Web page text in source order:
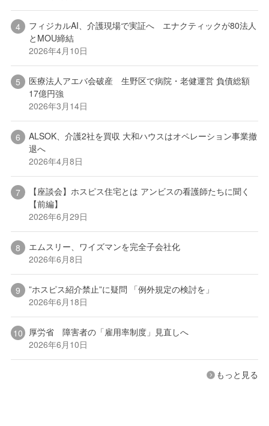
フィジカルAI、介護現場で実証へ エナクティックが80法人
とMOU締結
2026年4月10日
医療法人アエバ会破産 生野区で病院・老健運営 負債総額
17億円強
2026年3月14日
ALSOK、介護2社を買収 大和ハウスはオペレーション事業撤
退へ
2026年4月8日
【座談会】ホスピス住宅とは アンビスの看護師たちに聞く
【前編】
2026年6月29日
エムスリー、ワイズマンを完全子会社化
2026年6月8日
”ホスピス紹介禁止”に疑問 「例外規定の検討を」
2026年6月18日
厚労省 障害者の「雇用率制度」見直しへ
2026年6月10日
もっと見る